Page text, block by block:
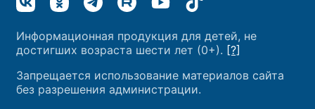
Информационная продукция для детей, не
достигших возраста шести лет (0+). [?]
Запрещается использование материалов сайта
без разрешения администрации.